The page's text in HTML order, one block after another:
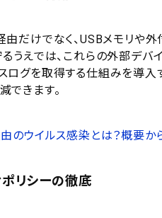
由だけでなく、USBメモリや
うえでは、これらの外部デ
ログを取得する仕組みを導入
できます。
のウイルス感染とは？概要か
ポリシーの徹底